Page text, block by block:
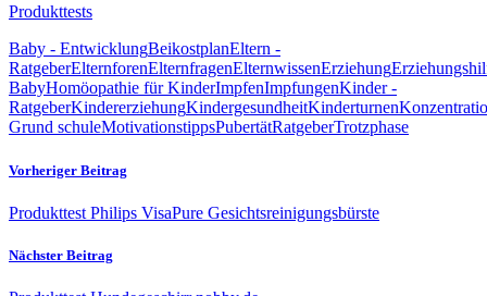
Produkttests
Baby - EntwicklungBeikostplanEltern -
RatgeberElternforenElternfragenElternwissenErziehung
BabyHomöopathie für KinderImpfenImpfungenKinder -
RatgeberKindererziehungKindergesundheitKinderturnen
Grund schuleMotivationstippsPubertätRatgeberTrotzphase
Vorheriger Beitrag
Produkttest Philips VisaPure Gesichtsreinigungsbürste
Nächster Beitrag